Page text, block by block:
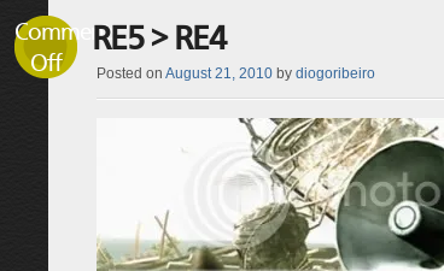
Comments
Off
RE5 > RE4
Posted on August 21, 2010 by diogoribeiro